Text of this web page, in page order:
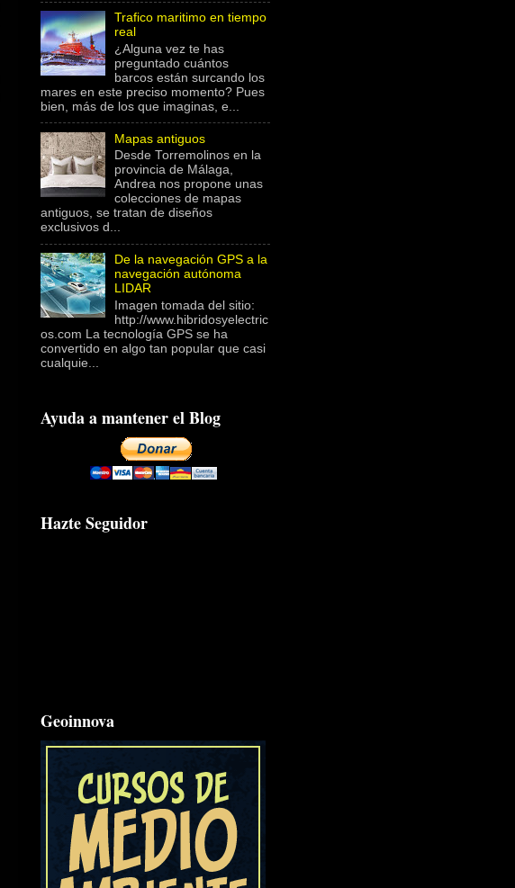
Trafico maritimo en tiempo
real
¿Alguna vez te has
preguntado cuántos
barcos están surcando los
mares en este preciso momento? Pues
bien, más de los que imaginas, e...
Mapas antiguos
Desde Torremolinos en la
provincia de Málaga,
Andrea nos propone unas
colecciones de mapas
antiguos, se tratan de diseños
exclusivos d...
De la navegación GPS a la
navegación autónoma
LIDAR
Imagen tomada del sitio:
http://www.hibridosyelectric
os.com La tecnología GPS se ha
convertido en algo tan popular que casi
cualquie...
Ayuda a mantener el Blog
Hazte Seguidor
Geoinnova